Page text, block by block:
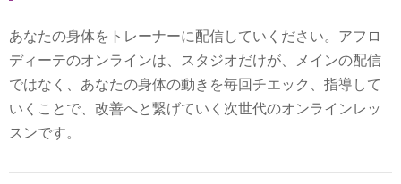
あなたの身体をトレーナーに配信していください。アフロ
ディーテのオンラインは、スタジオだけが、メインの配信
ではなく、あなたの身体の動きを毎回チエック、指導して
いくことで、改善へと繋げていく次世代のオンラインレッ
スンです。